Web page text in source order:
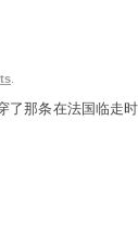
了那条在法国临走